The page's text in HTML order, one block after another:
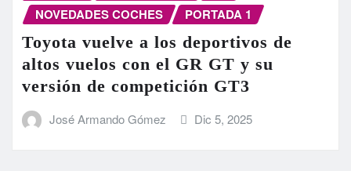
NOVEDADES COCHES
PORTADA 1
Toyota vuelve a los deportivos de
altos vuelos con el GR GT y su
versión de competición GT3
José Armando Gómez Dic 5, 2025